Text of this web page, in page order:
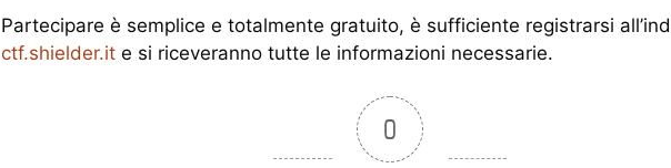
Partecipare è semplice e totalmente gratuito, è sufficiente registrarsi
ctf.shielder.it e si riceveranno tutte le informazioni necessarie.
0